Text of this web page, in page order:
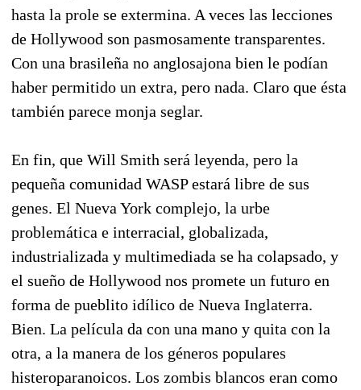
hasta la prole se extermina. A veces las lecciones
de Hollywood son pasmosamente transparentes.
Con una brasileña no anglosajona bien le podían
haber permitido un extra, pero nada. Claro que ésta
también parece monja seglar.
En fin, que Will Smith será leyenda, pero la
pequeña comunidad WASP estará libre de sus
genes. El Nueva York complejo, la urbe
problemática e interracial, globalizada,
industrializada y multimediada se ha colapsado, y
el sueño de Hollywood nos promete un futuro en
forma de pueblito idílico de Nueva Inglaterra.
Bien. La película da con una mano y quita con la
otra, a la manera de los géneros populares
histeroparanoicos. Los zombis blancos eran como